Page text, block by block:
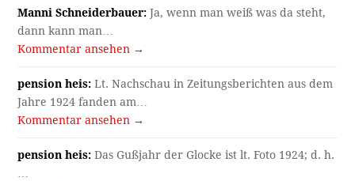
Manni Schneiderbauer: Ja, wenn man weiß was da steht,
dann kann man…
Kommentar ansehen →
pension heis: Lt. Nachschau in Zeitungsberichten aus dem
Jahre 1924 fanden am…
Kommentar ansehen →
pension heis: Das Gußjahr der Glocke ist lt. Foto 1924; d. h.
…